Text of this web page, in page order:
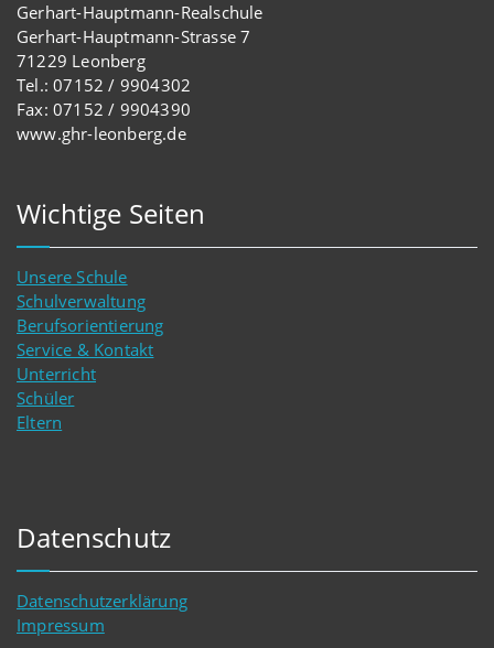
Gerhart-Hauptmann-Realschule
Gerhart-Hauptmann-Strasse 7
71229 Leonberg
Tel.: 07152 / 9904302
Fax: 07152 / 9904390
www.ghr-leonberg.de
Wichtige Seiten
Unsere Schule
Schulverwaltung
Berufsorientierung
Service & Kontakt
Unterricht
Schüler
Eltern
Datenschutz
Datenschutzerklärung
Impressum